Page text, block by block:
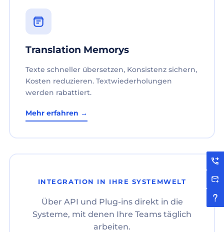
Translation Memorys
Texte schneller übersetzen, Konsistenz sichern,
Kosten reduzieren. Textwiederholungen
werden rabattiert.
Mehr erfahren →
INTEGRATION IN IHRE SYSTEMWELT
Über API und Plug-ins direkt in die
Systeme, mit denen Ihre Teams täglich
arbeiten.